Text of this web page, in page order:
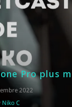
Pro plus
2022
Niko C